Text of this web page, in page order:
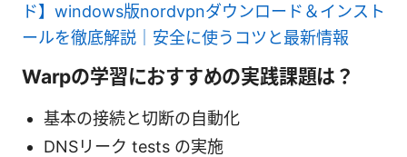
ド】windows版nordvpnダウンロード＆インスト
ールを徹底解説｜安全に使うコツと最新情報
Warpの学習におすすめの実践課題は？
基本の接続と切断の自動化
DNSリーク tests の実施